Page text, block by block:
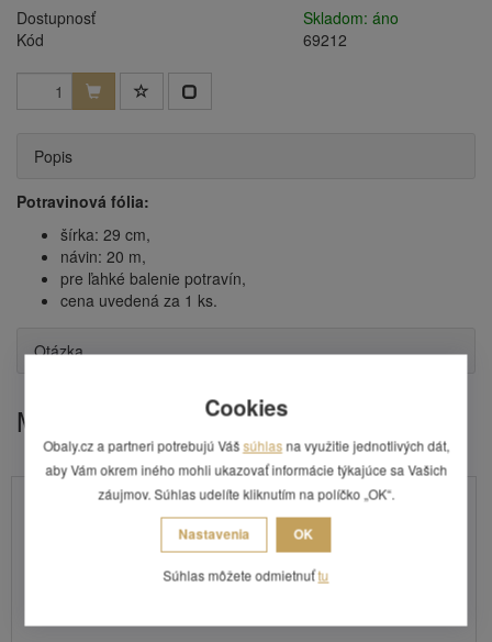
Dostupnosť
Skladom: áno
Kód
69212
Popis
Potravinová fólia:
šírka: 29 cm,
návin: 20 m,
pre ľahké balenie potravín,
cena uvedená za 1 ks.
Otázka
Mohlo by Vás zaujímať
Cookies
Obaly.cz a partneri potrebujú Vášsúhlas na využitie jednotlivých dát,
aby Vám okrem iného mohli ukazovať informácie týkajúce sa Vašich
záujmov. Súhlas udelíte kliknutím na políčko „OK“.
Nastavenia OK
Súhlas môžete odmietnuťtu